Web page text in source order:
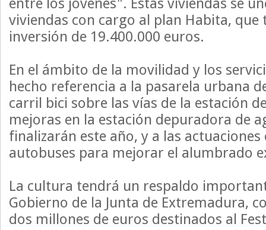
entre los jóvenes". Estas viviendas se
viviendas con cargo al plan Habita, que
inversión de 19.400.000 euros.
En el ámbito de la movilidad y los
hecho referencia a la pasarela urbana
carril bici sobre las vías de la estación
mejoras en la estación depuradora de
finalizarán este año, y a las actuaciones
autobuses para mejorar el alumbrado
La cultura tendrá un respaldo
Gobierno de la Junta de Extremadura,
dos millones de euros destinados al